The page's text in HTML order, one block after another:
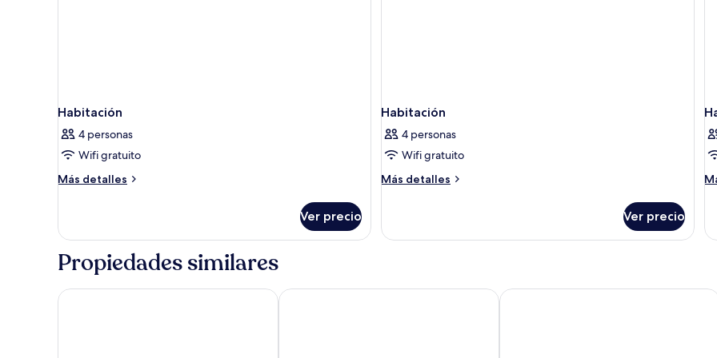
Habitación
4 personas
Wifi gratuito
Más detalles
Más
Ver precio
Habitación
4 personas
Wifi gratuito
Más detalles
Más
Ver precio
Propiedades similares
Plaza Marchi Old Town - MAG Quaint & Elegant Boutique Hotels
Hotel Kastel 1700 InMotion Luxury Rooms